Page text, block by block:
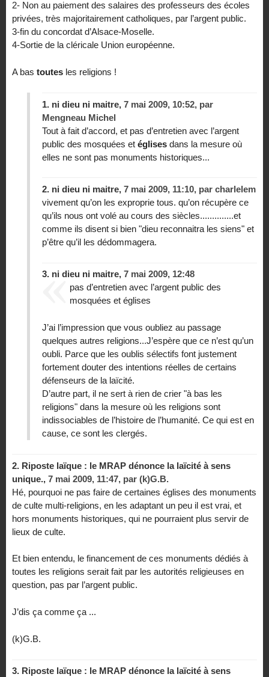
2- Non au paiement des salaires des professeurs des écoles
privées, très majoritairement catholiques, par l’argent public.
3-fin du concordat d’Alsace-Moselle.
4-Sortie de la cléricale Union européenne.
A bas toutes les religions !
1. ni dieu ni maitre, 7 mai 2009, 10:52, par
Mengneau Michel
Tout à fait d’accord, et pas d’entretien avec l’argent
public des mosquées et églises dans la mesure où
elles ne sont pas monuments historiques...
2. ni dieu ni maitre, 7 mai 2009, 11:10, par charlelem
vivement qu’on les exproprie tous. qu’on récupère ce
qu’ils nous ont volé au cours des siècles..............et
comme ils disent si bien "dieu reconnaitra les siens" et
p’être qu’il les dédommagera.
3. ni dieu ni maitre, 7 mai 2009, 12:48
pas d’entretien avec l’argent public des
mosquées et églises
J’ai l’impression que vous oubliez au passage
quelques autres religions...J’espère que ce n’est qu’un
oubli. Parce que les oublis sélectifs font justement
fortement douter des intentions réelles de certains
défenseurs de la laïcité.
D’autre part, il ne sert à rien de crier "à bas les
religions" dans la mesure où les religions sont
indissociables de l’histoire de l’humanité. Ce qui est en
cause, ce sont les clergés.
2. Riposte laïque : le MRAP dénonce la laïcité à sens
unique., 7 mai 2009, 11:47, par (k)G.B.
Hé, pourquoi ne pas faire de certaines églises des monuments
de culte multi-religions, en les adaptant un peu il est vrai, et
hors monuments historiques, qui ne pourraient plus servir de
lieux de culte.
Et bien entendu, le financement de ces monuments dédiés à
toutes les religions serait fait par les autorités religieuses en
question, pas par l’argent public.
J’dis ça comme ça ...
(k)G.B.
3. Riposte laïque : le MRAP dénonce la laïcité à sens